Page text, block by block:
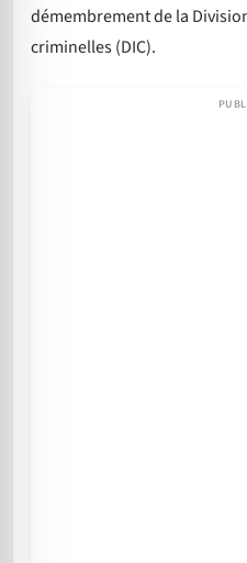
démembrement de la
criminelles (DIC).